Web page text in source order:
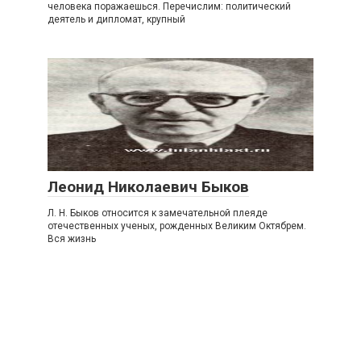
человека поражаешься. Перечислим: политический
деятель и дипломат, крупный
Леонид Николаевич Быков
Л. Н. Быков относится к замечательной плеяде
отечественных ученых, рожденных Великим Октябрем.
Вся жизнь